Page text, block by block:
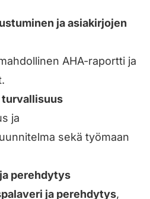
ja asiakirjojen
AHA-raportti ja
turvallisuus
ja
sekä työmaan
perehdytys
ja perehdytys,